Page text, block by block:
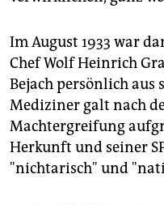
Im August 1933 war
Chef Wolf Heinrich
Bejach persönlich aus
Mediziner galt nach
Machtergreifung
Herkunft und seiner
"nichtarisch" und